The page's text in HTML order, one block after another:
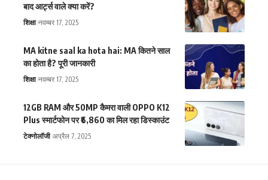
बाद आर्ट्स वाले क्या करें?
शिक्षा नवम्बर 17, 2025
MA kitne saal ka hota hai: MA कितने साल
का होता है? पूरी जानकारी
शिक्षा नवम्बर 17, 2025
12GB RAM और 50MP कैमरा वाली OPPO K12
Plus स्मार्टफोन पर ₹6,860 का मिल रहा डिस्काउंट
टेक्नोलॉजी अप्रैल 7, 2025